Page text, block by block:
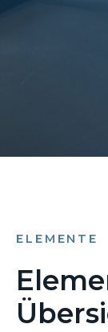
ELEMENTE